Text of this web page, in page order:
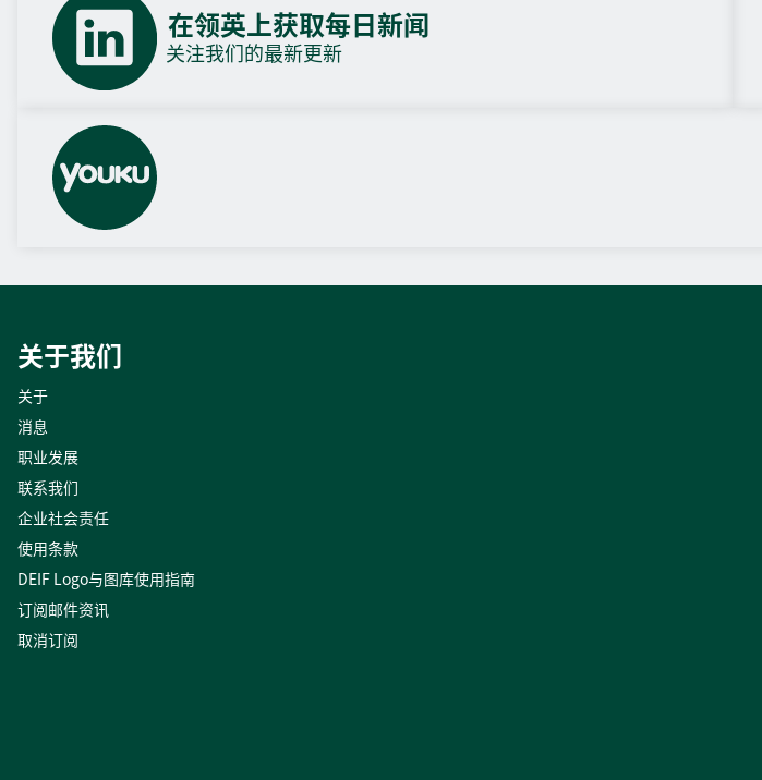
在领英上获取每日新闻
关注我们的最新更新
关于我们
关于
消息
职业发展
联系我们
企业社会责任
使用条款
DEIF Logo与图库使用指南
订阅邮件资讯
取消订阅